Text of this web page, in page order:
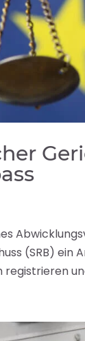
(SRB)
registrieren